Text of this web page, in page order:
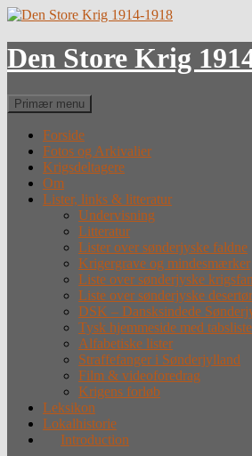
Hop
indhold
Den Store Krig
Søg
Primær menu
Forside
Fotos og Arkivalier
Krigsdeltagere
Om
Lister, links & litteratur
Undervisning
Litteratur
Lister over sønderjyske faldne
Krigergrave og mindesmærker
Liste over sønderjyske
Liste over sønderjyske
DSK – Dansksindede
Tysk hjemmeside med
Alfabetiske lister
Straffefanger i Sønderjylland
Film & videoforedrag
Krigens forløb
Leksikon
Lokalhistorie
Introduction